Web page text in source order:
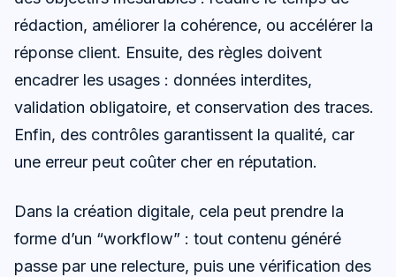
rédaction, améliorer la cohérence, ou accélérer la
réponse client. Ensuite, des règles doivent
encadrer les usages : données interdites,
validation obligatoire, et conservation des traces.
Enfin, des contrôles garantissent la qualité, car
une erreur peut coûter cher en réputation.
Dans la création digitale, cela peut prendre la
forme d’un “workflow” : tout contenu généré
passe par une relecture, puis une vérification des